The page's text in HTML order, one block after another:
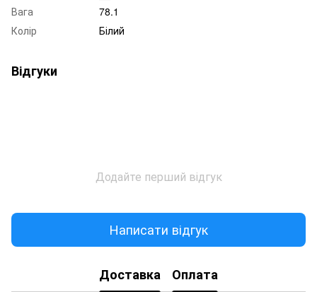
Вага
78.1
Колір
Білий
Відгуки
Додайте перший відгук
Написати відгук
Доставка Оплата